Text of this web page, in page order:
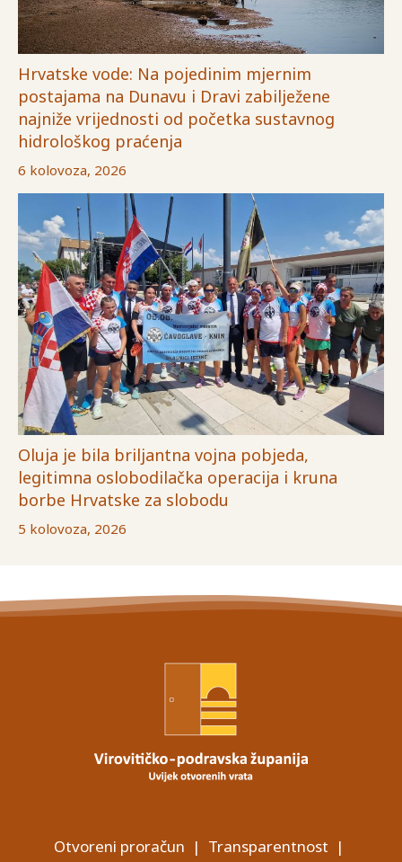
Hrvatske vode: Na pojedinim mjernim
postajama na Dunavu i Dravi zabilježene
najniže vrijednosti od početka sustavnog
hidrološkog praćenja
6 kolovoza, 2026
Oluja je bila briljantna vojna pobjeda,
legitimna oslobodilačka operacija i kruna
borbe Hrvatske za slobodu
5 kolovoza, 2026
Otvoreni proračun | Transparentnost |